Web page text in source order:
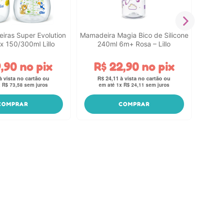
Super Evolution
150/300ml Lillo
,90 no pix
R$ 73,58 sem juros
Mamadeira Magia Bico de Silicone
240ml 6m+ Rosa – Lillo
R$ 22,90no pix
R$ 24,11
em até 1x R$ 24,11 sem juros
COMPRAR